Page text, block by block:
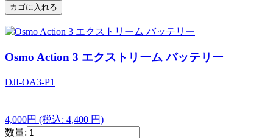
Osmo Action 3 エクストリーム バッテリー
DJI-OA3-P1
4,000円 (税込: 4,400 円)
数量: